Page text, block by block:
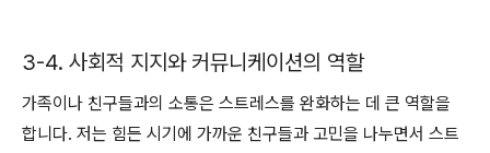
3-4. 사회적 지지와 커뮤니케이션의 역할
가족이나 친구들과의 소통은 스트레스를 완화하는 데 큰 역할을
합니다. 저는 힘든 시기에 가까운 친구들과 고민을 나누면서 스트